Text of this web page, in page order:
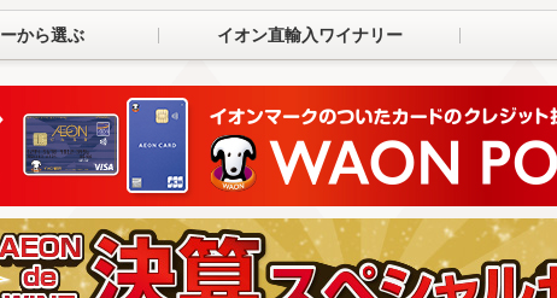
から選ぶ イオン直輸入ワイナリー